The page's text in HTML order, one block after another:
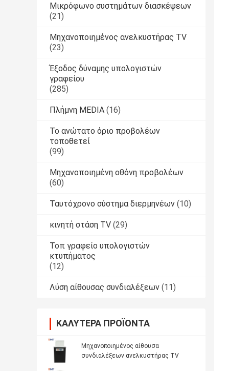
Μικρόφωνο συστημάτων διασκέψεων
(21)
Μηχανοποιημένος ανελκυστήρας TV
(23)
Έξοδος δύναμης υπολογιστών
γραφείου
(285)
Πλήμνη MEDIA (16)
Το ανώτατο όριο προβολέων
τοποθετεί
(99)
Μηχανοποιημένη οθόνη προβολέων
(60)
Ταυτόχρονο σύστημα διερμηνέων (10)
κινητή στάση TV (29)
Τοπ γραφείο υπολογιστών
κτυπήματος
(12)
Λύση αίθουσας συνδιαλέξεων (11)
ΚΑΛΎΤΕΡΑ ΠΡΟΪΌΝΤΑ
Μηχανοποιημένος αίθουσα
συνδιαλέξεων ανελκυστήρας TV